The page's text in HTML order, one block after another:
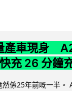
產車現身
充 26 分鐘
係25年前嘅一半。